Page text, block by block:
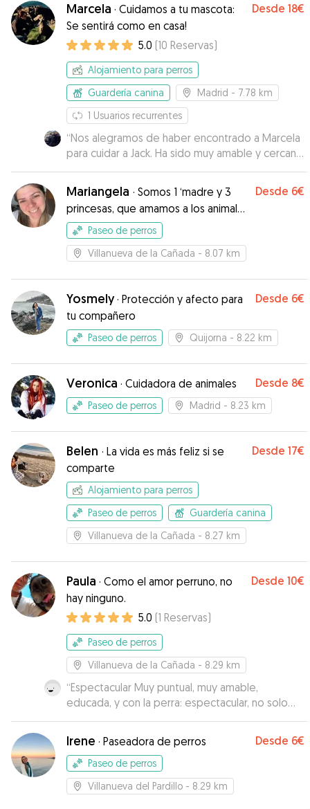
Marcela · Cuidamos a tu mascota:
Se sentirá como en casa!
Desde 18€
5.0 (10 Reservas)
Alojamiento para perros
Guardería canina
Madrid - 7.78 km
1 Usuarios recurrentes
“Nos alegramos de haber encontrado a Marcela
para cuidar a Jack. Ha sido muy amable y cercana
y tiene un espacio estupendo para los perros,
con jardín y cerca el campo para los paseos. Nos
ha mantenido informados de cómo estaba Jack
y él ha estado a gusto y muy entretenido. Muy
recomendable.”
Mariangela · Somos 1 ‘madre y 3
princesas, que amamos a los animales
y vamos todas las tardes al parque
Desde 6€
Paseo de perros
Villanueva de la Cañada - 8.07 km
Yosmely· Protección y afecto para
tu compañero
Desde 6€
Paseo de perros Quijorna - 8.22 km
Veronica · Cuidadora de animales Desde 8€
Paseo de perros Madrid - 8.23 km
Belen · La vida es más feliz si se
comparte
Desde 17€
Alojamiento para perros
Paseo de perros
Guardería canina
Villanueva de la Cañada - 8.27 km
Paula · Como el amor perruno, no
hay ninguno.
Desde 10€
5.0 (1 Reservas)
Paseo de perros
Villanueva de la Cañada - 8.29 km
“Espectacular Muy puntual, muy amable,
educada, y con la perra: espectacular, no solo
cariñosa, sino haciendo rutinas diarias y
adiestrado.
Irene · Paseadora de perros Desde 6€
Paseo de perros
Villanueva del Pardillo - 8.29 km